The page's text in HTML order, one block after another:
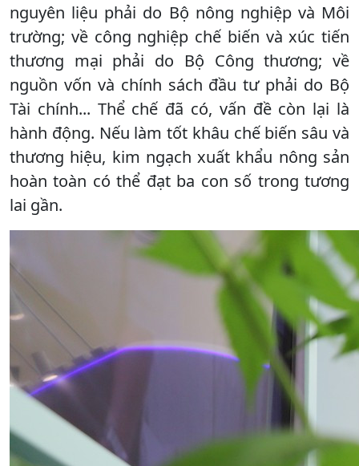
nguyên liệu phải do Bộ nông nghiệp và Môi
trường; về công nghiệp chế biến và xúc tiến
thương mại phải do Bộ Công thương; về
nguồn vốn và chính sách đầu tư phải do Bộ
Tài chính... Thể chế đã có, vấn đề còn lại là
hành động. Nếu làm tốt khâu chế biến sâu và
thương hiệu, kim ngạch xuất khẩu nông sản
hoàn toàn có thể đạt ba con số trong tương
lai gần.